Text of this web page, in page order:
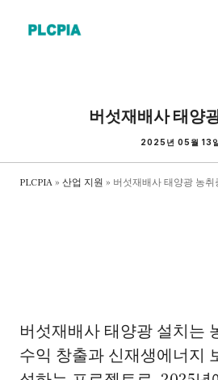
버섯재배사 태양
2025년 05월 13
PLCPIA » 산업 지원 » 버섯재배사 태양광 농취
버섯재배사 태양광 설치는
수익 창출과 신재생에너지